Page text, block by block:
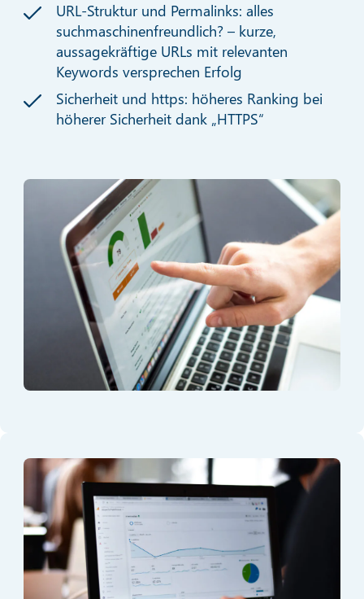
URL-Struktur und Permalinks: alles
suchmaschinenfreundlich? – kurze,
aussagekräftige URLs mit relevanten
Keywords versprechen Erfolg
Sicherheit und https: höheres Ranking bei
höherer Sicherheit dank „HTTPS“